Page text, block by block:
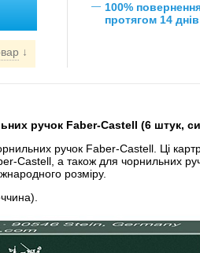
↓
— 100%
протягом 14
ручок Faber-Castell (6 штук,
ручок Faber-Castell. Ці
Castell, а також для чорнильних
розміру.